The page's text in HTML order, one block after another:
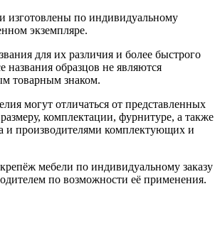
изготовлены по индивидуальному
экземпляре.
для их различия и более быстрого
названия образцов не являются
товарным знаком.
могут отличаться от представленных
комплектации, фурнитуре, а также
и производителями комплектующих и
мебели по индивидуальному заказу
по возможности её применения.